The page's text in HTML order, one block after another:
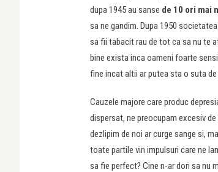
dupa 1945 au sanse de 10 ori mai
sa ne gandim. Dupa 1950
sa fii tabacit rau de tot ca sa nu te
bine exista inca oameni foarte
fine incat altii ar putea sta o suta de
Cauzele majore care produc
dispersat, ne preocupam excesiv
dezlipim de noi ar curge sange si,
toate partile vin impulsuri care ne
sa fie perfect? Cine n-ar dori sa nu